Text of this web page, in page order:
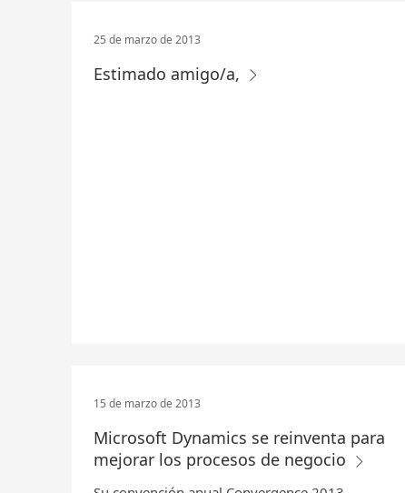
25 de marzo de 2013
Estimado amigo/a,
15 de marzo de 2013
Microsoft Dynamics se reinventa para
mejorar los procesos de negocio